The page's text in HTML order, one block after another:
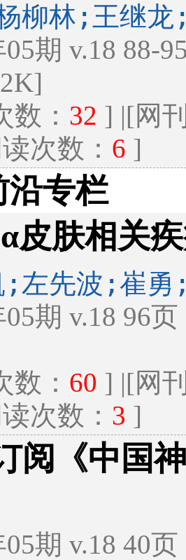
柳林;王继
05期 v.18 88-
数： 32 ] |[网
次数： 6 ]
沿专栏
皮肤相关
;左先波;崔
期 v.18 96页
数： 60 ] |[网
次数： 3 ]
阅《中国
期 v.18 40页